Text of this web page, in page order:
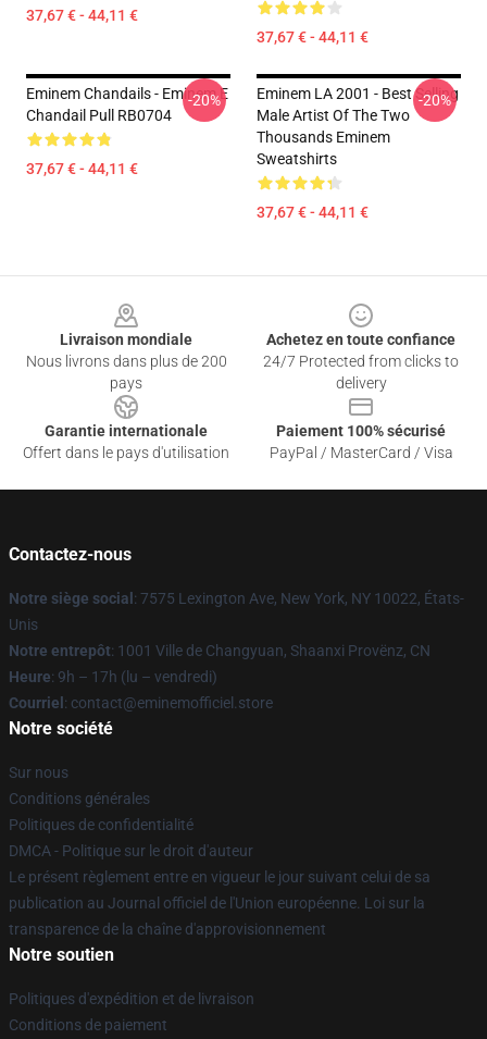
37,67 € - 44,11 €
37,67 € - 44,11 €
Eminem Chandails - Eminem E
Chandail Pull RB0704
37,67 € - 44,11 €
-20%
Eminem LA 2001 - Best Selling
Male Artist Of The Two
Thousands Eminem
Sweatshirts
37,67 € - 44,11 €
-20%
Livraison mondiale
Nous livrons dans plus de 200
pays
Achetez en toute confiance
24/7 Protected from clicks to
delivery
Garantie internationale
Offert dans le pays d'utilisation
Paiement 100% sécurisé
PayPal / MasterCard / Visa
Contactez-nous
Notre siège social : 7575 Lexington Ave, New York, NY 10022, États-
Unis
Notre entrepôt: 1001 Ville de Changyuan, Shaanxi Provënz, CN
Heure: 9h – 17h (lu – vendredi)
Courriel : contact@eminemofficiel.store
Notre société
Sur nous
Conditions générales
Politiques de confidentialité
DMCA - Politique sur le droit d'auteur
Le présent règlement entre en vigueur le jour suivant celui de sa
publication au Journal officiel de l'Union européenne. Loi sur la
transparence de la chaîne d'approvisionnement
Notre soutien
Politiques d'expédition et de livraison
Conditions de paiement